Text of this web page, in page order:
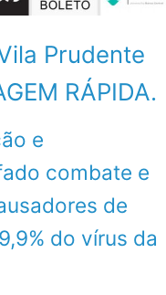
Prudente
RÁPIDA.
e
combate e
de
do vírus da